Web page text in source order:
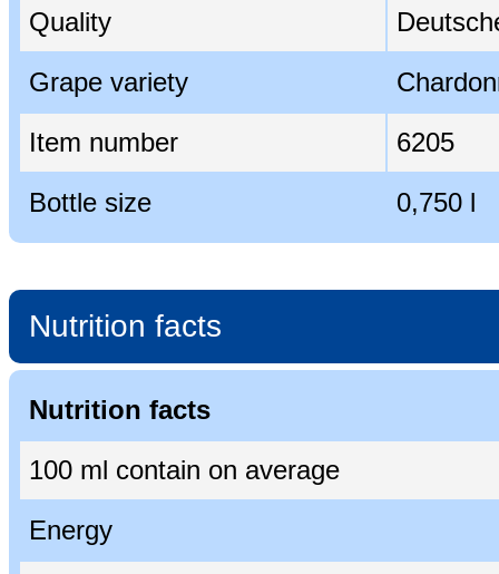
Quality
Grape variety
Item number
6205
Bottle size
0,750 l
Nutrition facts
Nutrition facts
100 ml contain on average
Energy